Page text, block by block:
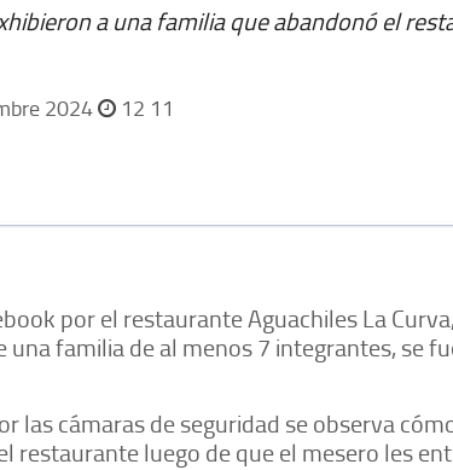
a una familia que abandonó el
2024 12 11
por el restaurante Aguachiles La
familia de al menos 7 integrantes, se
las cámaras de seguridad se observa
restaurante luego de que el mesero les